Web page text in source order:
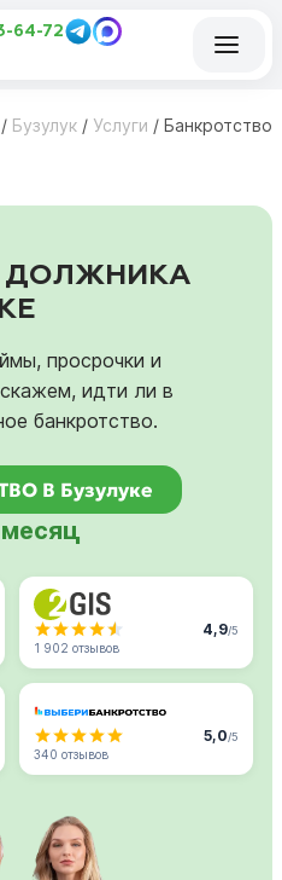
64-72
/ Бузулук / Услуги / Банкротство
ДОЛЖНИКА
просрочки и
идти ли в
банкротство.
В Бузулуке
4,9/5
1 902 отзывов
5,0/5
340 отзывов